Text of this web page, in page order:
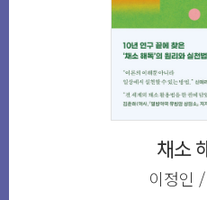
채소
이정인